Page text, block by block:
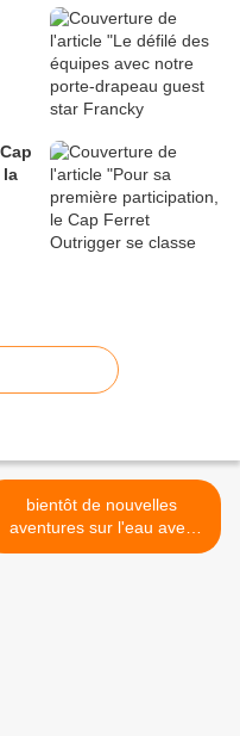
la
bientôt de nouvelles
aventures sur l'eau avec
nous >